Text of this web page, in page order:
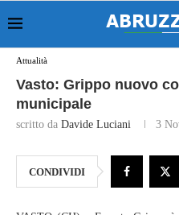
Attualità
Vasto: Grippo nuovo
municipale
scritto da Davide Luciani 3
CONDIVIDI